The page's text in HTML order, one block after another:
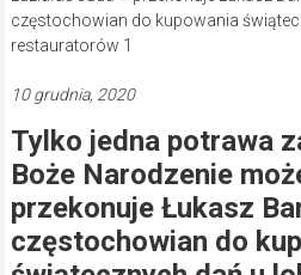
10 grudnia, 2020
Tylko jedna potrawa
Boże Narodzenie
przekonuje Łukasz
częstochowian do